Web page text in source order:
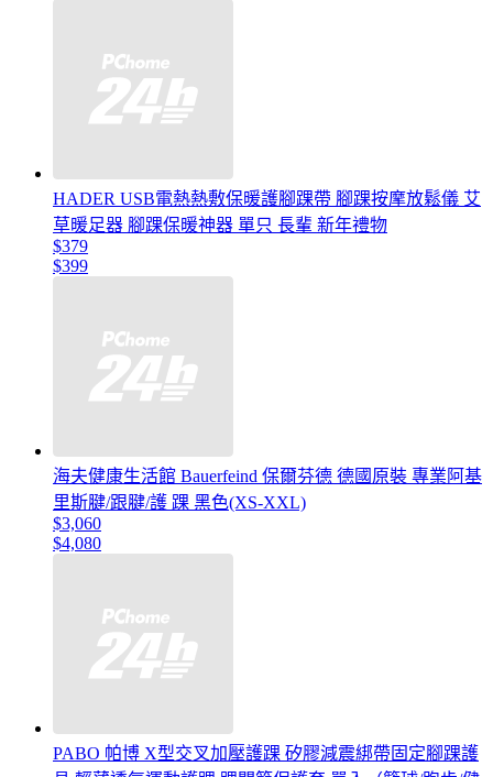
HADER USB電熱熱敷保暖護腳踝帶 腳踝按摩放鬆儀 艾
草暖足器 腳踝保暖神器 單只 長輩 新年禮物
$379
$399
海夫健康生活館 Bauerfeind 保爾芬德 德國原裝 專業阿基
里斯腱/跟腱/護 踝 黑色(XS-XXL)
$3,060
$4,080
PABO 帕博 X型交叉加壓護踝 矽膠減震綁帶固定腳踝護